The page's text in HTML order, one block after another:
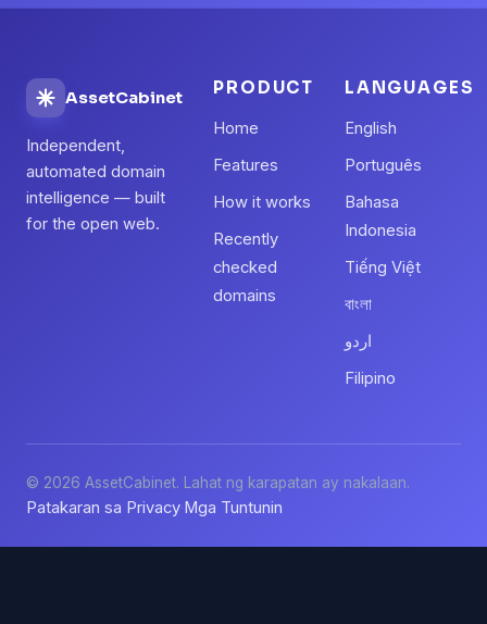
AssetCabinet
Independent,
automated domain
intelligence — built
for the open web.
PRODUCT
Home
Features
How it works
Recently
checked
domains
LANGUAGES
English
Português
Bahasa
Indonesia
Tiếng Việt
বাংলা
اردو
Filipino
© 2026 AssetCabinet. Lahat ng karapatan ay nakalaan.
Patakaran sa Privacy·Mga Tuntunin